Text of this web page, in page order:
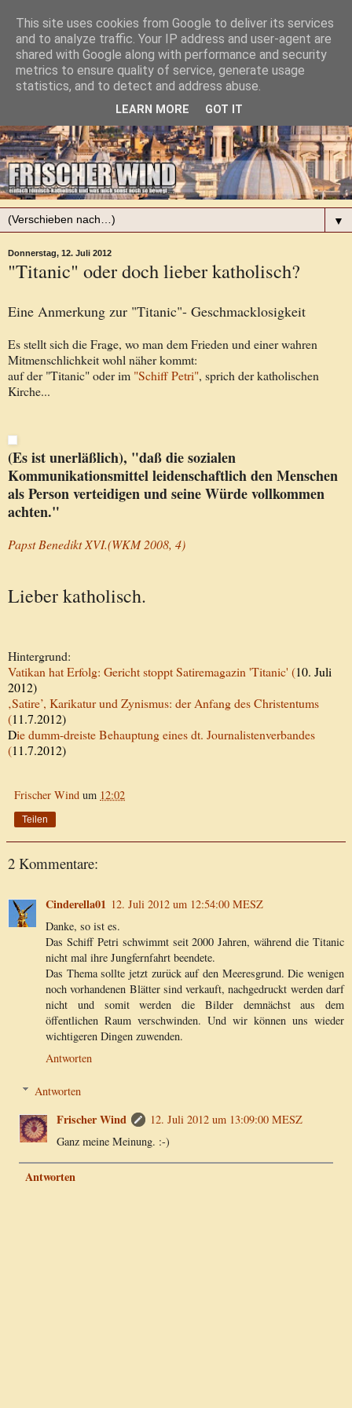
▼
Donnerstag, 12. Juli 2012
"Titanic" oder doch lieber katholisch?
Eine Anmerkung zur "Titanic"- Geschmacklosigkeit
Es stellt sich die Frage, wo man dem Frieden und einer wahren
Mitmenschlichkeit wohl näher kommt:
auf der "Titanic" oder im "Schiff Petri", sprich der katholischen
Kirche...
(Es ist unerläßlich), "daß die sozialen
Kommunikationsmittelleidenschaftlich den Menschen
als Person verteidigen und seine Würde vollkommen
achten."
Papst Benedikt XVI.(WKM 2008, 4)
Lieber katholisch.
Hintergrund:
Vatikan hat Erfolg: Gericht stoppt Satiremagazin 'Titanic' (10. Juli
2012)
‚Satire’, Karikatur und Zynismus: der Anfang des Christentums
(11.7.2012)
Die dumm-dreiste Behauptung eines dt. Journalistenverbandes
(11.7.2012)
Frischer Wind um 12:02
Teilen
2 Kommentare:
Cinderella01 12. Juli 2012 um 12:54:00 MESZ
Danke, so ist es.
Das Schiff Petri schwimmt seit 2000 Jahren, während die Titanic
nicht mal ihre Jungfernfahrt beendete.
Das Thema sollte jetzt zurück auf den Meeresgrund. Die wenigen
noch vorhandenen Blätter sind verkauft, nachgedruckt werden darf
nicht und somit werden die Bilder demnächst aus dem
öffentlichen Raum verschwinden. Und wir können uns wieder
wichtigeren Dingen zuwenden.
Antworten
Antworten
Frischer Wind
12. Juli 2012 um 13:09:00 MESZ
Ganz meine Meinung. :-)
Antworten
This site uses cookies from Google to deliver its services
and to analyze traffic. Your IP address and user-agent are
shared with Google along with performance and security
metrics to ensure quality of service, generate usage
statistics, and to detect and address abuse.
LEARN MORE GOT IT